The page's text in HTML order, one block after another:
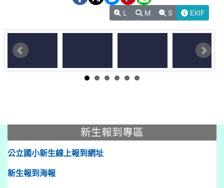
L M S EXIF
新生報到專區
公立國小新生線上報到網址
新生報到海報